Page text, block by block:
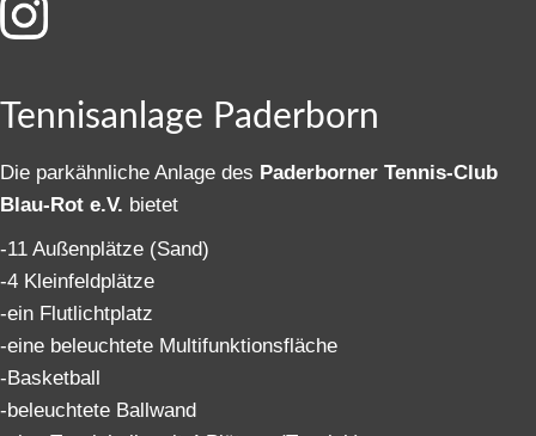
Tennisanlage Paderborn
Die parkähnliche Anlage des Paderborner Tennis-Club
Blau-Rot e.V. bietet
-11 Außenplätze (Sand)
-4 Kleinfeldplätze
-ein Flutlichtplatz
-eine beleuchtete Multifunktionsfläche
-Basketball
-beleuchtete Ballwand